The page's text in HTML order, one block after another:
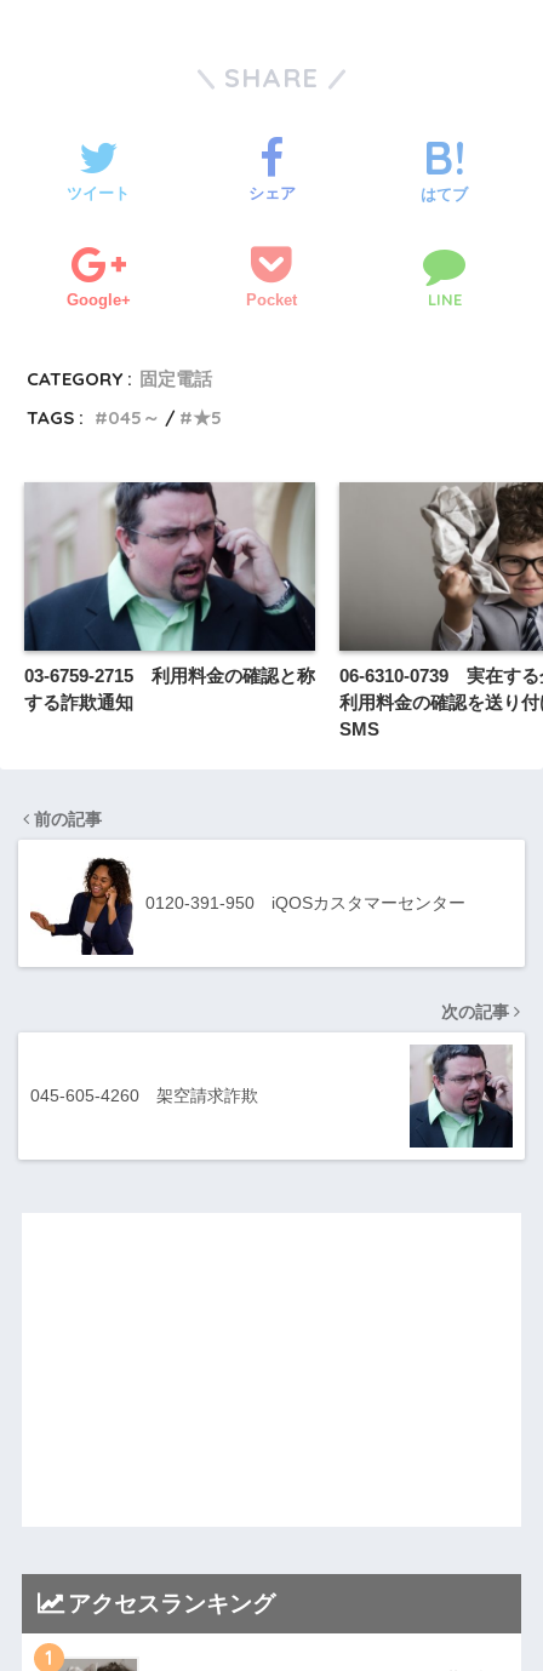
SHARE
ツイート シェア はてブ
Google+ Pocket LINE
CATEGORY : 固定電話
TAGS :
045～ ★5
03-6759-2715 利用料金の確認と称
する詐欺通知
06-6310-0739 実在する
利用料金の確認を送り
SMS
前の記事
0120-391-950 iQOSカスタマーセンター
次の記事
045-605-4260 架空請求詐欺
アクセスランキング
1